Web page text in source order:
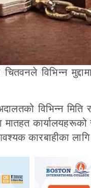
विभिन्न
विभिन्न
मातहत
कारबाहीका